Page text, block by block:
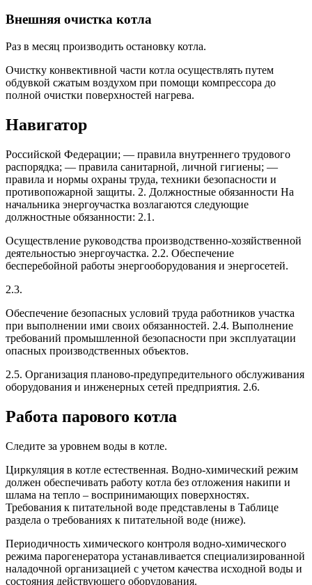
Внешняя очистка котла
Раз в месяц производить остановку котла.
Очистку конвективной части котла осуществлять путем
обдувкой сжатым воздухом при помощи компрессора до
полной очистки поверхностей нагрева.
Навигатор
Российской Федерации; — правила внутреннего трудового
распорядка; — правила санитарной, личной гигиены; —
правила и нормы охраны труда, техники безопасности и
противопожарной защиты. 2. Должностные обязанности На
начальника энергоучастка возлагаются следующие
должностные обязанности: 2.1.
Осуществление руководства производственно-хозяйственной
деятельностью энергоучастка. 2.2. Обеспечение
бесперебойной работы энергооборудования и энергосетей.
2.3.
Обеспечение безопасных условий труда работников участка
при выполнении ими своих обязанностей. 2.4. Выполнение
требований промышленной безопасности при эксплуатации
опасных производственных объектов.
2.5. Организация планово-предупредительного обслуживания
оборудования и инженерных сетей предприятия. 2.6.
Работа парового котла
Следите за уровнем воды в котле.
Циркуляция в котле естественная. Водно-химический режим
должен обеспечивать работу котла без отложения накипи и
шлама на тепло – воспринимающих поверхностях.
Требования к питательной воде представлены в Таблице
раздела о требованиях к питательной воде (ниже).
Периодичность химического контроля водно-химического
режима парогенератора устанавливается специализированной
наладочной организацией с учетом качества исходной воды и
состояния действующего оборудования.